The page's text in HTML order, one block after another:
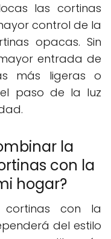
las cortinas
control de la
opacas. Sin
entrada de
más ligeras o
paso de la luz
la
con la
hogar?
con la
del estilo